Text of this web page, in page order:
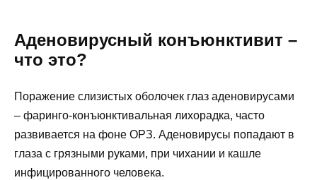
Аденовирусный конъюнктивит –
что это?
Поражение слизистых оболочек глаз аденовирусами
– фаринго-конъюнктивальная лихорадка, часто
развивается на фоне ОРЗ. Аденовирусы попадают в
глаза с грязными руками, при чихании и кашле
инфицированного человека.